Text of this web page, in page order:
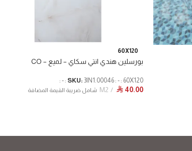
60X120
بورسلين هندي انتي سكاي – لميع – CO
SKU: 3IN1.00046 : - : 60X120 : - :
⃁ 40.00
M2 شامل ضريبة القيمة المضافة